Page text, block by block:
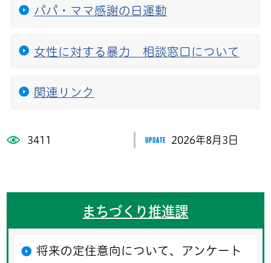
パパ・ママ感謝の日運動
女性に対する暴力 相談窓口について
関連リンク
3411 2026年8月3日
まちづくり推進課
将来の定住意向について、アンケート